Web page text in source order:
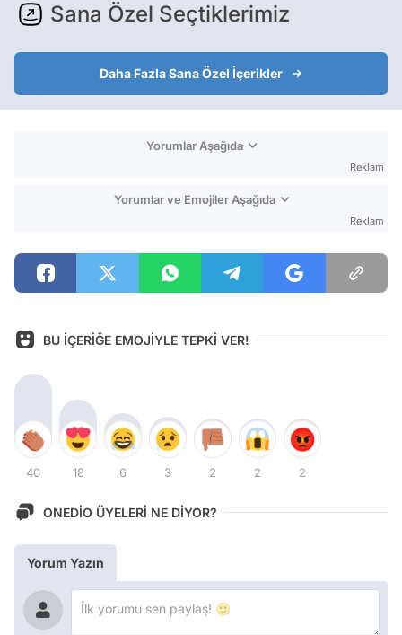
Sana Özel Seçtiklerimiz
Daha Fazla Sana Özel İçerikler
Yorumlar Aşağıda
Reklam
Yorumlar ve Emojiler Aşağıda
Reklam
BU İÇERİĞE EMOJİYLE TEPKİ VER!
40 18 6 3 2 2 2
ONEDİO ÜYELERİ NE DİYOR?
Yorum Yazın